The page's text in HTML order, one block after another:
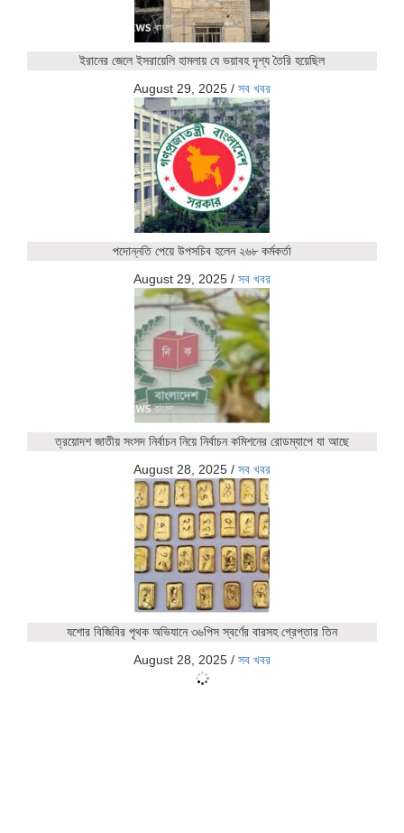
ইরানের জেলে ইসরায়েলি হামলায় যে ভয়াবহ দৃশ্য তৈরি হয়েছিল
August 29, 2025 / সব খবর
পদোন্নতি পেয়ে উপসচিব হলেন ২৬৮ কর্মকর্তা
August 29, 2025 / সব খবর
ত্রয়োদশ জাতীয় সংসদ নির্বাচন নিয়ে নির্বাচন কমিশনের রোডম্যাপে যা আছে
August 28, 2025 / সব খবর
যশোর বিজিবির পৃথক অভিযানে ৩৬পিস স্বর্ণের বারসহ গ্রেপ্তার তিন
August 28, 2025 / সব খবর